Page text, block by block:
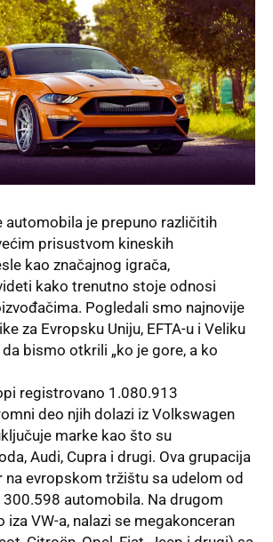
automobila je prepuno različitih
prisustvom kineskih
kao značajnog igrača,
kako trenutno stoje odnosi
Pogledali smo najnovije
za Evropsku Uniju, EFTA-u i Veliku
bismo otkrili „ko je gore, a ko
registrovano 1.080.913
deo njih dolazi iz Volkswagen
marke kao što su
Audi, Cupra i drugi. Ova grupacija
na evropskom tržištu sa udelom od
300.598 automobila. Na drugom
iza VW-a, nalazi se megakonceran